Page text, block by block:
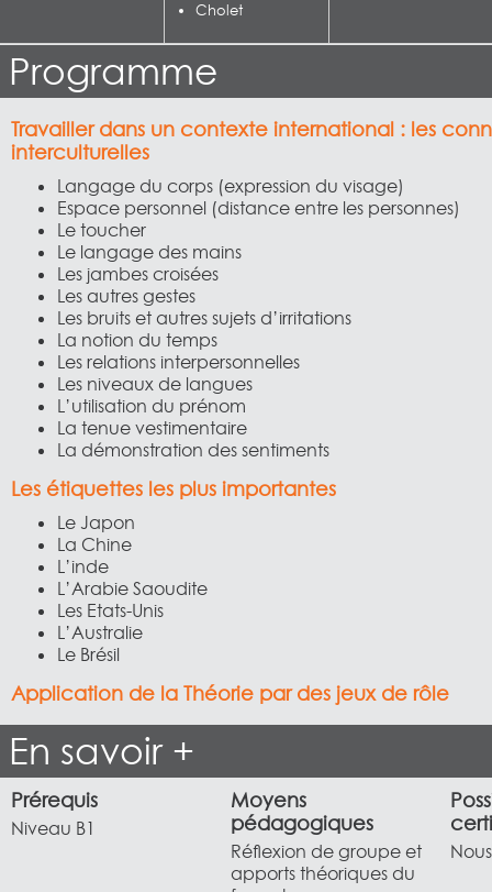
Cholet
Programme
Travailler dans un contexte international : les
interculturelles
Langage du corps (expression du visage)
Espace personnel (distance entre les personnes)
Le toucher
Le langage des mains
Les jambes croisées
Les autres gestes
Les bruits et autres sujets d’irritations
La notion du temps
Les relations interpersonnelles
Les niveaux de langues
L’utilisation du prénom
La tenue vestimentaire
La démonstration des sentiments
Les étiquettes les plus importantes
Le Japon
La Chine
L’inde
L’Arabie Saoudite
Les Etats-Unis
L’Australie
Le Brésil
Application de la Théorie par des jeux de rôle
En savoir +
Prérequis
Niveau B1
Moyens
pédagogiques
Réflexion de groupe et
apports théoriques du